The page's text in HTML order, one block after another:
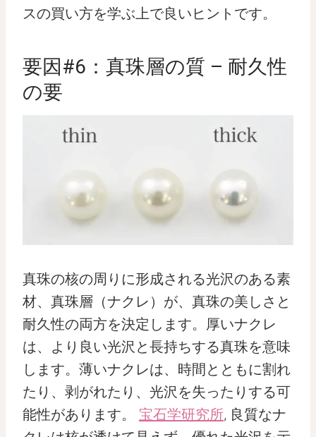
スの買い方を学ぶ上で良いヒントです。
要因#6：真珠層の質 – 耐久性
の要
真珠の核の周りに形成される光沢のある素
材、真珠層（ナクレ）が、真珠の美しさと
耐久性の両方を決定します。厚いナクレ
は、より良い光沢と長持ちする真珠を意味
します。薄いナクレは、時間とともに割れ
たり、剥がれたり、光沢を失ったりする可
能性があります。 宝石学研究所, 良質なナ